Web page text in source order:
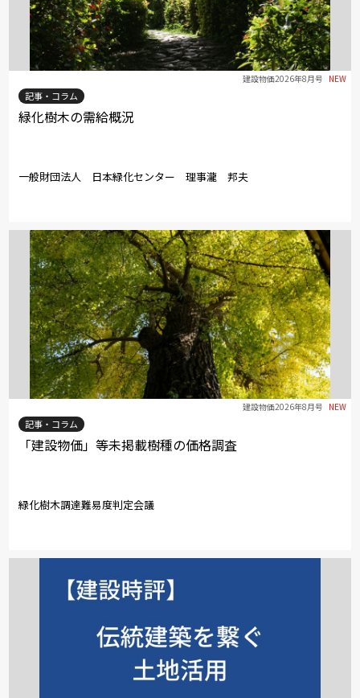
建設物価2026年8月号 NEW
記事・コラム
緑化樹木の需給概況
一般財団法人 日本緑化センター 理事瀧 邦夫
建設物価2026年8月号 NEW
記事・コラム
「建設物価」等未掲載樹種の価格調査
緑化樹木調達難易度判定会議